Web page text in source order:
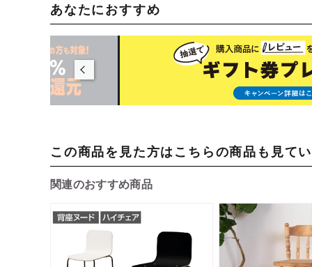
あなたにおすすめ
この商品を見た方はこちらの商品も見て
関連のおすすめ商品